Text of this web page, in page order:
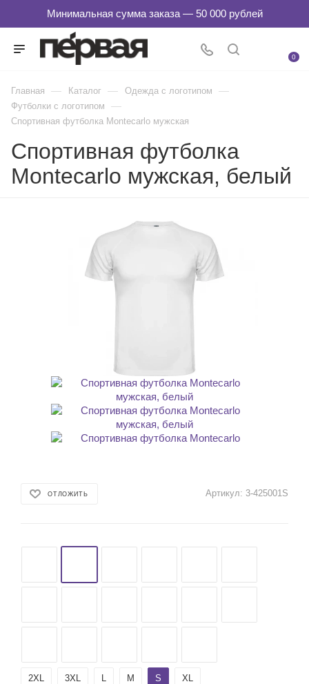
0
Главная — Каталог — Одежда с логотипом —
Футболки с логотипом —
Спортивная футболка Montecarlo мужская
Спортивная футболка
Montecarlo мужская, белый
ОТЛОЖИТЬ Артикул: 3-425001S
2XL 3XL L M S XL